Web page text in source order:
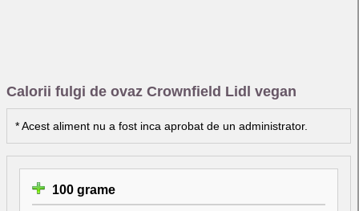
Calorii fulgi de ovaz Crownfield Lidl vegan
* Acest aliment nu a fost inca aprobat de un administrator.
100 grame